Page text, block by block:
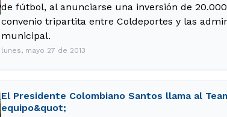
de fútbol, al anunciarse una inversión de
convenio tripartita entre Coldeportes y las
municipal.
lunes, mayo 27 de 2013
El Presidente Colombiano Santos llama al
equipo&quot;